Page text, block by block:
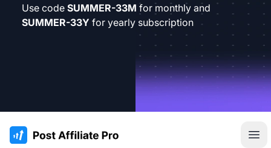
Use code SUMMER-33M for monthly and
SUMMER-33Y for yearly subscription
:site.title